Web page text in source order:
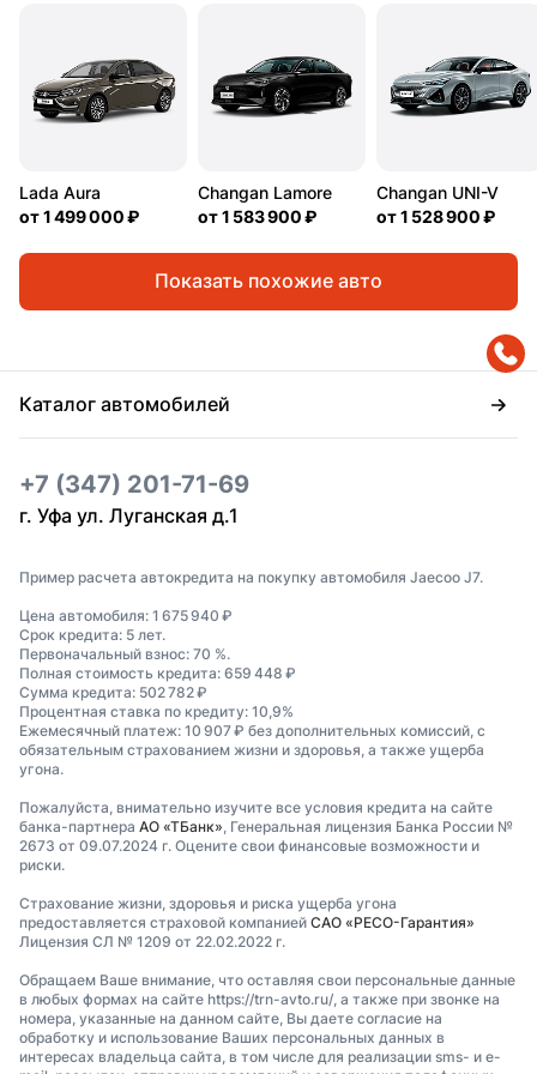
Lada Aura
от1 499 000 ₽
Changan Lamore
от1 583 900 ₽
Changan UNI-V
от1 528 900 ₽
Показать похожие авто
Каталог автомобилей
+7 (347) 201-71-69
г. Уфа ул. Луганская д.1
Пример расчета автокредита на покупку автомобиля Jaecoo J7.
Цена автомобиля: 1 675 940 ₽
Срок кредита: 5 лет.
Первоначальный взнос: 70 %.
Полная стоимость кредита: 659 448 ₽
Сумма кредита: 502 782 ₽
Процентная ставка по кредиту: 10,9%
Ежемесячный платеж: 10 907 ₽ без дополнительных комиссий, с
обязательным страхованием жизни и здоровья, а также ущерба
угона.
Пожалуйста, внимательно изучите все условия кредита на сайте
банка-партнера АО «ТБанк» , Генеральная лицензия Банка России №
2673 от 09.07.2024 г. Оцените свои финансовые возможности и
риски.
Страхование жизни, здоровья и риска ущерба угона
предоставляется страховой компанией САО «РЕСО-Гарантия»
Лицензия СЛ № 1209 от 22.02.2022 г.
Обращаем Ваше внимание, что оставляя свои персональные данные
в любых формах на сайте https://trn-avto.ru/, а также при звонке на
номера, указанные на данном сайте, Вы даете согласие на
обработку и использование Ваших персональных данных в
интересах владельца сайта, в том числе для реализации sms- и e-